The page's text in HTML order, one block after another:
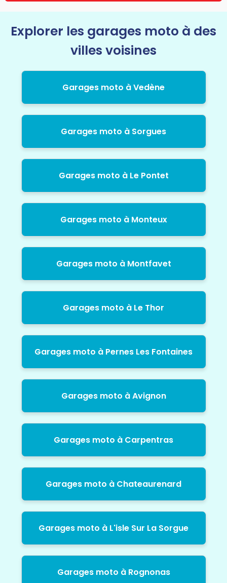
Explorer les garages moto à des
villes voisines
Garages moto à Vedène
Garages moto à Sorgues
Garages moto à Le Pontet
Garages moto à Monteux
Garages moto à Montfavet
Garages moto à Le Thor
Garages moto à Pernes Les Fontaines
Garages moto à Avignon
Garages moto à Carpentras
Garages moto à Chateaurenard
Garages moto à L'isle Sur La Sorgue
Garages moto à Rognonas